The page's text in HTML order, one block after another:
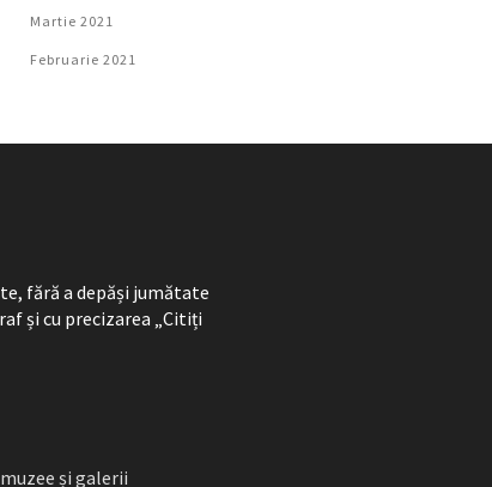
Martie 2021
Februarie 2021
fără a depăși jumătate
și cu precizarea „Citiți
și galerii